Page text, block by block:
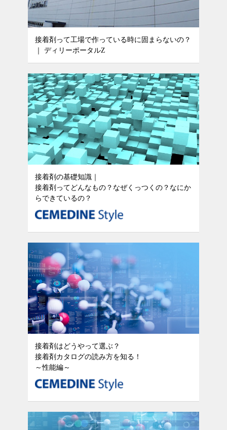
接着剤って工場で作っている時に固まらないの？
｜ ディリーポータルZ
接着剤の基礎知識｜
接着剤ってどんなもの？なぜくっつくの？なにか
らできているの？
接着剤はどうやって選ぶ？
接着剤カタログの読み方を知る！
～性能編～